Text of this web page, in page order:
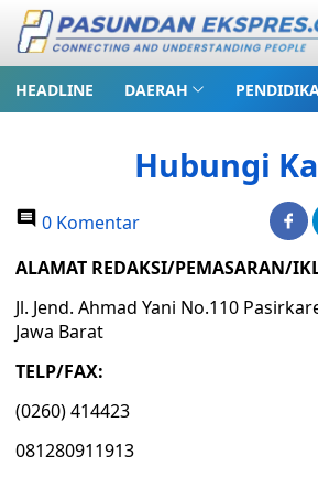
HEADLINE DAERAH
Hubungi
0 Komentar
ALAMAT REDAKSI/PEMASARAN/
Jl. Jend. Ahmad Yani No.110
Jawa Barat
TELP/FAX:
(0260) 414423
081280911913